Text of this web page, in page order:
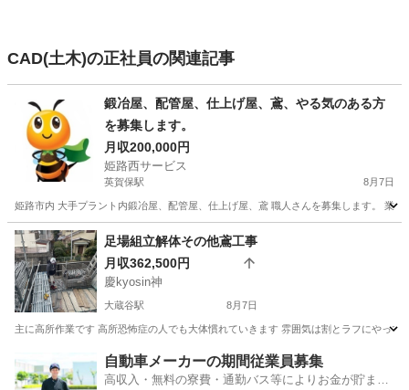
CAD(土木)の正社員の関連記事
鍛冶屋、配管屋、仕上げ屋、鳶、やる気のある方
を募集します。
月収200,000円
姫路西サービス
英賀保駅 8月7日
姫路市内 大手プラント内鍛冶屋、配管屋、仕上げ屋、鳶 職人さんを募集します。 業
兵庫 姫路市 英賀保駅 鳶職 兵庫
鳶職 鍛冶屋
足場組立解体その他鳶工事
月収362,500円
慶kyosin神
大蔵谷駅 8月7日
主に高所作業です 高所恐怖症の人でも大体慣れていきます 雰囲気は割とラフにやっ
大蔵谷駅 鳶職 未経験
自動車メーカーの期間従業員募集
高収入・無料の寮費・通勤バス等によりお金が貯まり